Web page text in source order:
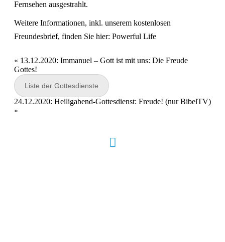
Fernsehen ausgestrahlt.
Weitere Informationen, inkl. unserem kostenlosen
Freundesbrief, finden Sie hier: Powerful Life
« 13.12.2020: Immanuel – Gott ist mit uns: Die Freude
Gottes!
Liste der Gottesdienste
24.12.2020: Heiligabend-Gottesdienst: Freude! (nur BibelTV)
»